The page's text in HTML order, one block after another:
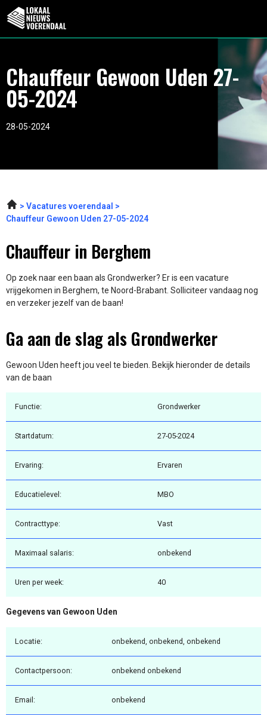
Chauffeur Gewoon Uden 27-
05-2024
28-05-2024
Vacatures voerendaal
Chauffeur Gewoon Uden 27-05-2024
Chauffeur in Berghem
Op zoek naar een baan als Grondwerker? Er is een vacature
vrijgekomen in Berghem, te Noord-Brabant. Solliciteer vandaag nog
en verzeker jezelf van de baan!
Ga aan de slag als Grondwerker
Gewoon Uden heeft jou veel te bieden. Bekijk hieronder de details
van de baan
Functie: Grondwerker
Startdatum: 27-05-2024
Ervaring: Ervaren
Educatielevel: MBO
Contracttype: Vast
Maximaal salaris: onbekend
Uren per week: 40
Gegevens van Gewoon Uden
Locatie: onbekend, onbekend, onbekend
Contactpersoon: onbekend onbekend
Email: onbekend